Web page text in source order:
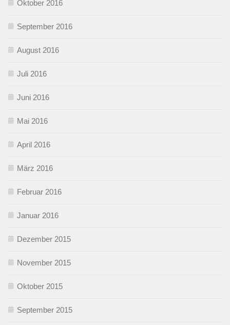
Oktober 2016
September 2016
August 2016
Juli 2016
Juni 2016
Mai 2016
April 2016
März 2016
Februar 2016
Januar 2016
Dezember 2015
November 2015
Oktober 2015
September 2015